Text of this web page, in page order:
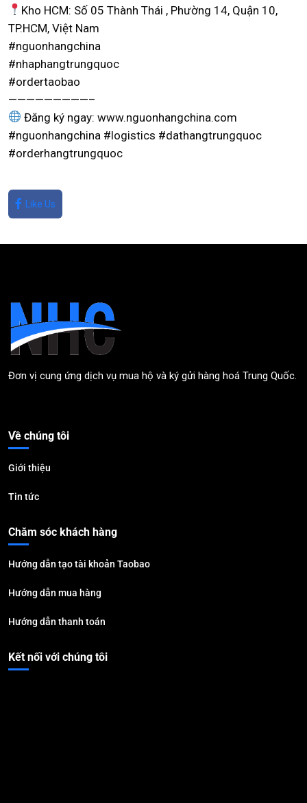
Kho HCM: Số 05 Thành Thái , Phường 14, Quận 10,
TP.HCM, Việt Nam
#nguonhangchina
#nhaphangtrungquoc
#ordertaobao
—————————–
Đăng ký ngay: www.nguonhangchina.com
#nguonhangchina #logistics #dathangtrungquoc
#orderhangtrungquoc
Like Us
Đơn vị cung ứng dịch vụ mua hộ và ký gửi hàng hoá Trung Quốc.
Về chúng tôi
Giới thiệu
Tin tức
Chăm sóc khách hàng
Hướng dẫn tạo tài khoản Taobao
Hướng dẫn mua hàng
Hướng dẫn thanh toán
Kết nối với chúng tôi